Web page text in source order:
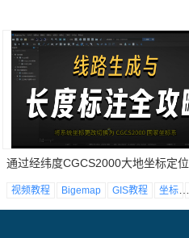
通过经纬度CGCS2000大地坐标定位
视频教程 Bigemap GIS教程 坐标